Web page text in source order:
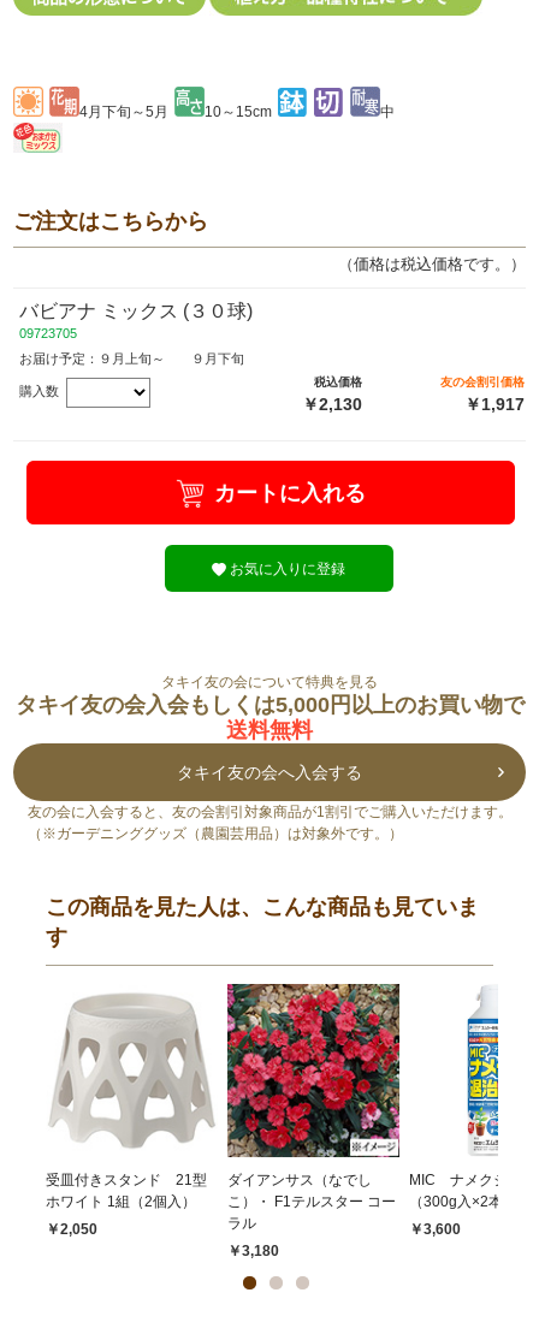
4月下旬～5月 10～15cm 中
ご注文はこちらから
（価格は税込価格です。）
バビアナ ミックス (３０球)
09723705
お届け予定：９月上旬～ ９月下旬
購入数
税込価格
￥2,130
友の会割引価格
￥1,917
カートに入れる
お気に入りに登録
タキイ友の会について特典を見る
タキイ友の会入会もしくは5,000円以上のお買い物で
送料無料
タキイ友の会へ入会する
友の会に入会すると、友の会割引対象商品が1割引でご購入いただけます。
（※ガーデニンググッズ（農園芸用品）は対象外です。）
この商品を見た人は、こんな商品も見ていま
す
受皿付きスタンド 21型
ホワイト 1組（2個入）
￥2,050
ダイアンサス（なでし
こ）・ F1テルスター コー
ラル
￥3,180
MIC ナメクジ退
（300g入×2本）
￥3,600